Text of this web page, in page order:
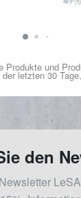
Produkte und
letzten 30
den